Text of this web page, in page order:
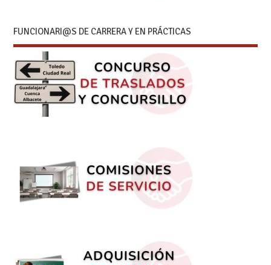
FUNCIONARI@S DE CARRERA Y EN PRÁCTICAS